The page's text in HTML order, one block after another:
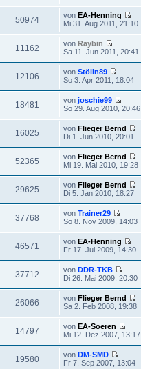
r
g
i
t
r
g
s
t
r
r
g
50974 von EA-Henning
N
s
t
r
r
a
g
Mi 31. Aug 2011, 21:10
11162 von Raybin
N
u
e
s
t
e
r
i
r
a
g
Sa 11. Jun 2011, 20:41
12106 von Stölln89
N
u
e
s
t
e
r
i
r
a
g
So 3. Apr 2011, 18:04
18481 von joschie99
N
e
s
t
e
r
e
i
t
r
g
So 29. Aug 2010, 20:46
16025 von Flieger Bernd
s
t
i
t
r
Di 1. Jun 2010, 20:01
52365 von Flieger Bernd
N
t
r
r
g
Mi 19. Mai 2010, 19:28
29625 von Flieger Bernd
s
t
i
t
r
g
Di 5. Jan 2010, 18:27
37768 von Trainer29
N
e
s
t
e
r
i
t
r
a
g
So 8. Nov 2009, 14:03
46571 von EA-Henning
N
s
t
e
r
t
r
g
Fr 17. Jul 2009, 14:30
37712 von DDR-TKB
N
e
s
t
e
r
i
t
Di 26. Mai 2009, 20:30
26066 von Flieger Bernd
N
s
t
Sa 2. Feb 2008, 19:38
14797 von EA-Soeren
N
s
Mi 12. Dez 2007, 13:17
19580 von DM-SMD
N
Fr 7. Sep 2007, 13:04